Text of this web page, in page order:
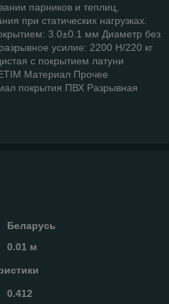
парников и теплиц,
при статических нагрузках.
3.0±0.1 мм Диаметр без
усилие: 2200 Н/220 кг
с покрытием латуни
Материал Прочее
покрытия ПВХ Разрывная
Беларусь
0.01 м
0.412